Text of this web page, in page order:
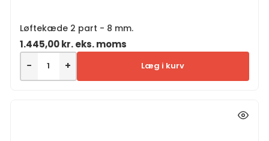
Løftekæde 2 part - 8 mm.
1.445,00kr.eks. moms
− + Læg i kurv